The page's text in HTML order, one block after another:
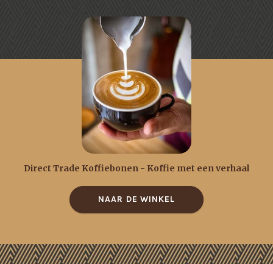
Direct Trade Koffiebonen - Koffie met een verhaal
NAAR DE WINKEL